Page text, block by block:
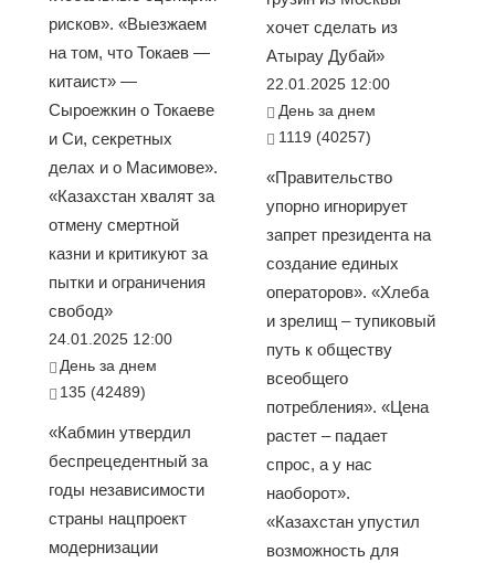
рисков». «Выезжаем
на том, что Токаев —
китаист» —
Сыроежкин о Токаеве
и Си, секретных
делах и о Масимове».
«Казахстан хвалят за
отмену смертной
казни и критикуют за
пытки и ограничения
свобод»
24.01.2025 12:00
День за днем
135 (42489)
«Кабмин утвердил
беспрецедентный за
годы независимости
страны нацпроект
модернизации
хочет сделать из
Атырау Дубай»
22.01.2025 12:00
День за днем
1119 (40257)
«Правительство
упорно игнорирует
запрет президента на
создание единых
операторов». «Хлеба
и зрелищ – тупиковый
путь к обществу
всеобщего
потребления». «Цена
растет – падает
спрос, а у нас
наоборот».
«Казахстан упустил
возможность для